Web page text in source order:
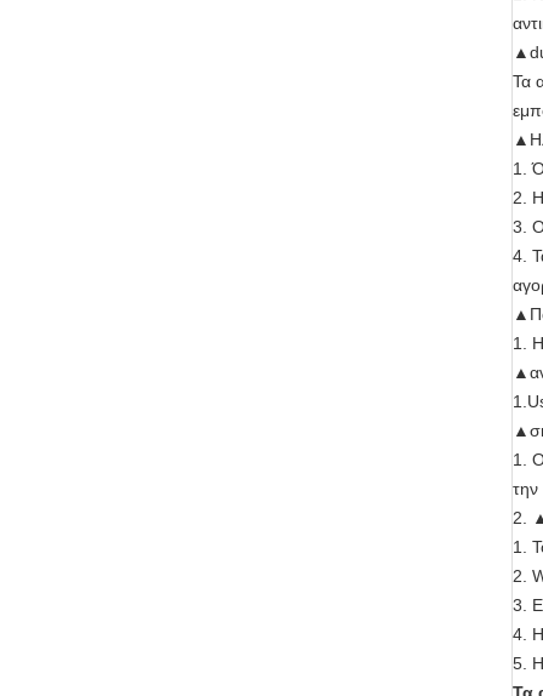
Τα
1.
2.
3. Ο
4.
1.
1.
την
2.
1.
2.
3.
4. Η
5. Η